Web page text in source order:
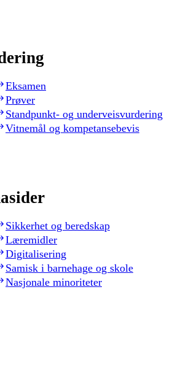
Eksamen
Prøver
Standpunkt- og underveisvurdering
Vitnemål og kompetansebevis
Sikkerhet og beredskap
Læremidler
Digitalisering
Samisk i barnehage og skole
Nasjonale minoriteter